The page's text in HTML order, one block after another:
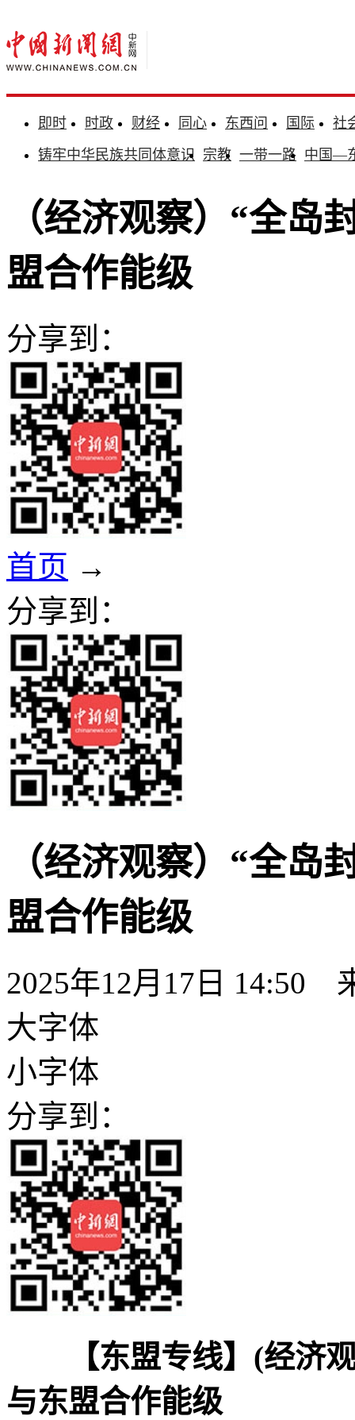
即时 时政 财经 同心 东西问 国际
社
铸牢中华民族共同体意识 宗教 一带一路 中国—
（经济观察）“全岛
盟合作能级
分享到：
首页 →
分享到：
（经济观察）“全岛
盟合作能级
2025年12月17日 14:50
大字体
小字体
分享到：
【东盟专线】(经济
与东盟合作能级